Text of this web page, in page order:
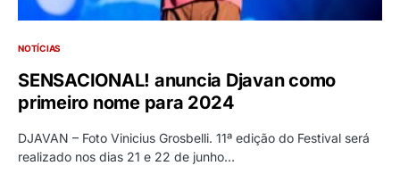
NOTÍCIAS
SENSACIONAL! anuncia Djavan como
primeiro nome para 2024
DJAVAN – Foto Vinicius Grosbelli. 11ª edição do Festival será
realizado nos dias 21 e 22 de junho…